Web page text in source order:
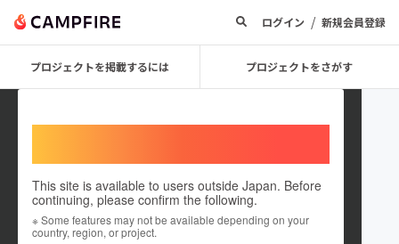
ログイン / 新規会員登録
プロジェクトを掲載するには プロジェクトをさがす
This site is available to users outside Japan. Before
continuing, please confirm the following.
※ Some features may not be available depending on your
country, region, or project.
Greenribbon